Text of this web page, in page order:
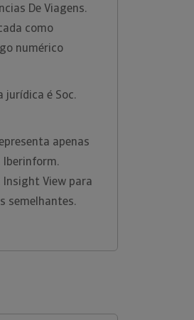
De Viagens.
como
numérico
jurídica é Soc.
apenas
Iberinform.
View para
semelhantes.